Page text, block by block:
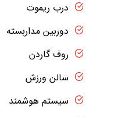
درب ریموت
دوربین مداربسته
روف گاردن
سالن ورزش
سیستم هوشمند